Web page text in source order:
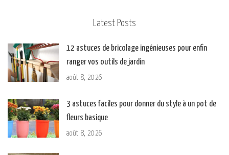
Latest Posts
12 astuces de bricolage ingénieuses pour enfin
ranger vos outils de jardin
août 8, 2026
3 astuces faciles pour donner du style à un pot de
fleurs basique
août 8, 2026